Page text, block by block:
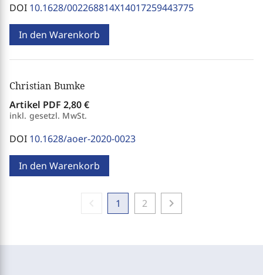
DOI 10.1628/002268814X14017259443775
In den Warenkorb
Christian Bumke
Artikel PDF 2,80 €
inkl. gesetzl. MwSt.
DOI 10.1628/aoer-2020-0023
In den Warenkorb
1 2 chevron_right